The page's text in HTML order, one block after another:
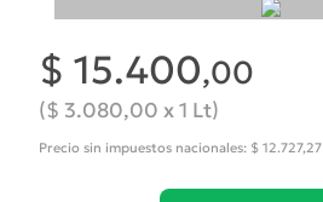
$ 15.400,00
($ 3.080,00 x 1 Lt)
Precio sin impuestos nacionales: $ 12.727,27